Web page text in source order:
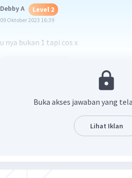
Debby A Level 2
09 Oktober 2023 16:39
u nya bukan 1 tapi cos x
Buka akses jawaban yang
Lihat Iklan